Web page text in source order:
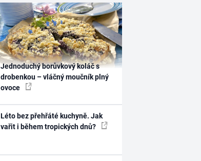
Jednoduchý borůvkový koláč s
drobenkou – vláčný moučník plný
ovoce
Léto bez přehřáté kuchyně. Jak
vařit i během tropických dnů?